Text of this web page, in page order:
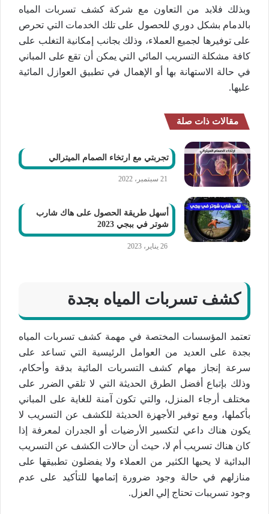
وبذلك فلابد من التعاون مع شركة كشف تسربات المياه
بالدمام بشكل دوري للحصول على تلك الخدمات التي تحرص
على توفيرها لجميع العملاء، وذلك بجانب إمكانية التغلب على
كافة مشكلة التسريب المائي التي يمكن أن تقع على المباني
في حالة الاستهانة بها أو الإهمال في تطبيق العوازل المائية
عليها.
مقالات ذات صلة
تجربتي مع ارتخاء الصمام الميترالي
21 سبتمبر، 2022
أسهل طريقة الحصول على هاك شارب
شوتر في ببجي 2023
26 يناير، 2023
كشف تسربات المياه بجدة
تعتمد المؤسسات المختصة في مهمة كشف تسربات المياه
بجدة على العديد من العوامل الرئيسية التي تساعد على
سرعة إنجاز مهام كشف التسربات المائية بدقة وأحكام،
وذلك بإتباع أفضل الطرق الحديثة التي لا تلقي الضرر على
مختلف أرجاء المنزل، والتي تكون آمنة للغاية على المباني
بأكملها، ومع توفير الأجهزة الحديثة للكشف عن التسريب لا
يكون هناك داعي لتكسير الأرضيات أو الجدران لمعرفة إذا
كان هناك تسريب أم لا، حيث أن حالات الكشف عن التسريب
البدائية لا يحبها الكثير من العملاء ولا يفضلون تطبيقها على
منازلهم في حالة وجود ضرورة إتمامها للتأكيد على عدم
وجود تسريبات تحتاج إلي العزل.